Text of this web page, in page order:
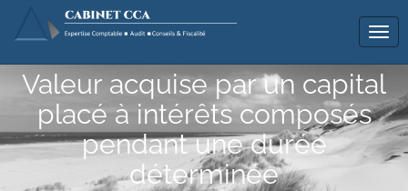
Valeur acquise par un capital
placé à intérêts composés
pendant une durée
déterminée